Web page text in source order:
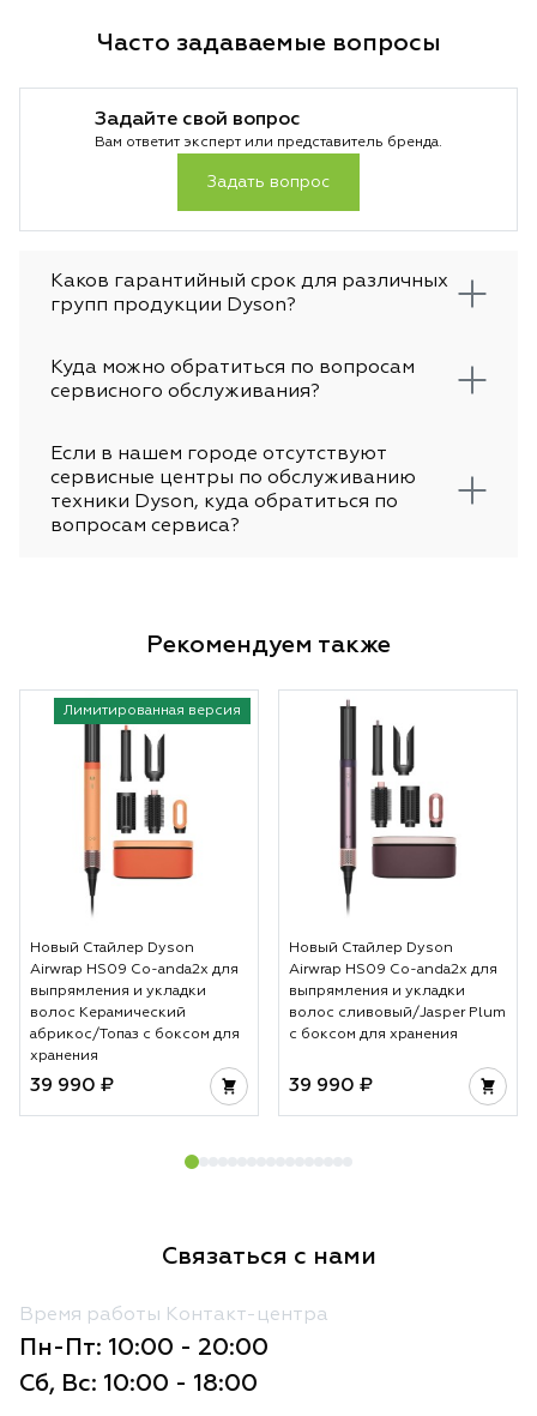
Часто задаваемые вопросы
Задайте свой вопрос
Вам ответит эксперт или представитель бренда.
Задать вопрос
Каков гарантийный срок для различных
групп продукции Dyson?
Куда можно обратиться по вопросам
сервисного обслуживания?
Если в нашем городе отсутствуют
сервисные центры по обслуживанию
техники Dyson, куда обратиться по
вопросам сервиса?
Рекомендуем также
Лимитированная версия
Новый Стайлер Dyson
Airwrap HS09 Co-anda2x для
выпрямления и укладки
волос Керамический
абрикос/Топаз с боксом для
хранения
39 990 ₽
Новый Стайлер Dyson
Airwrap HS09 Co-anda2x для
выпрямления и укладки
волос сливовый/Jasper Plum
с боксом для хранения
39 990 ₽
Связаться с нами
Время работы Контакт-центра
Пн-Пт: 10:00 - 20:00
Сб, Вс: 10:00 - 18:00